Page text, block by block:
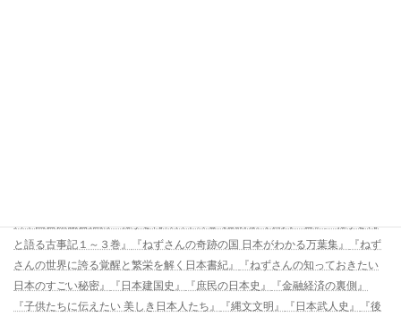
と語る古事記１～３巻』
『ねずさんの奇跡の国 日本がわかる万葉集』
『ねず
さんの世界に誇る覚醒と繁栄を解く日本書紀』
『ねずさんの知っておきたい
日本のすごい秘密』
『日本建国史』 『庶民の日本史』
『金融経済の裏側』
『子供たちに伝えたい 美しき日本人たち』
『縄文文明』 『日本武人史』
『後